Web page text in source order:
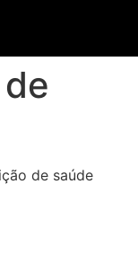
de saúde